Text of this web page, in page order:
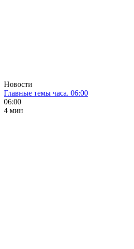
Новости
Главные темы часа. 06:00
06:00
4 мин